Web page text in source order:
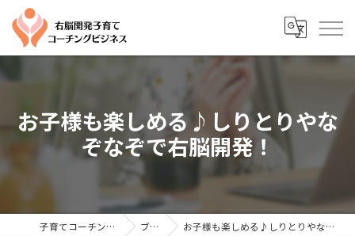
お子様も楽しめる♪しりとりやな
ぞなぞで右脳開発！
子育てコーチングならYTC ブログ お子様も楽しめる♪しりとりやなぞなぞで右脳開発！